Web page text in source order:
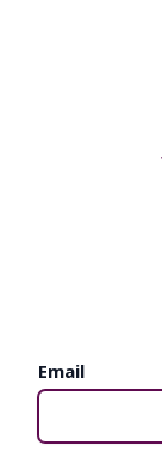
Email